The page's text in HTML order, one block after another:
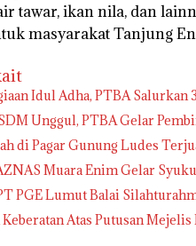
tawar, ikan nila, dan
masyarakat Tanjung
Idul Adha, PTBA
Unggul, PTBA Gelar
di Pagar Gunung Ludes
Muara Enim Gelar
PGE Lumut Balai
Atas Putusan